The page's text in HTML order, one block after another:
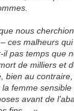
nous
ces malheurs
il pas temps que
de milliers et
bien au
la femme
avant de